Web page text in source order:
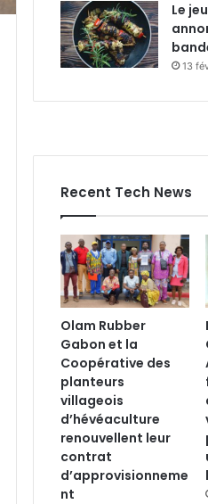
Le
13
Recent Tech News
Olam Rubber
Gabon et la
Coopérative des
planteurs
villageois
d’hévéaculture
renouvellent leur
contrat
d’approvisionneme
nt